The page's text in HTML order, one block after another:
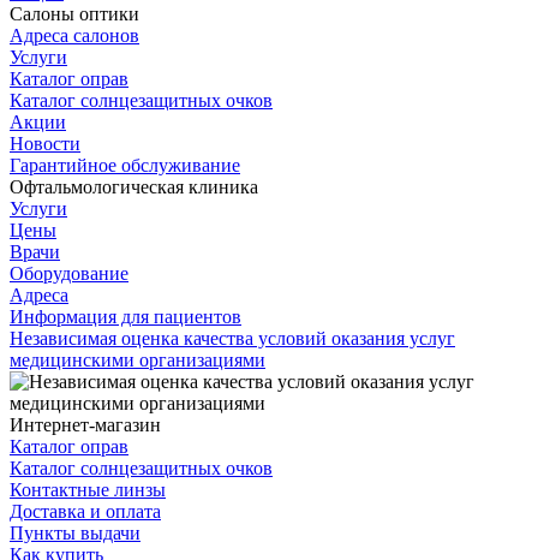
Салоны оптики
Адреса салонов
Услуги
Каталог оправ
Каталог солнцезащитных очков
Акции
Новости
Гарантийное обслуживание
Офтальмологическая клиника
Услуги
Цены
Врачи
Оборудование
Адреса
Информация для пациентов
Независимая оценка качества условий оказания услуг
медицинскими организациями
Интернет-магазин
Каталог оправ
Каталог солнцезащитных очков
Контактные линзы
Доставка и оплата
Пункты выдачи
Как купить